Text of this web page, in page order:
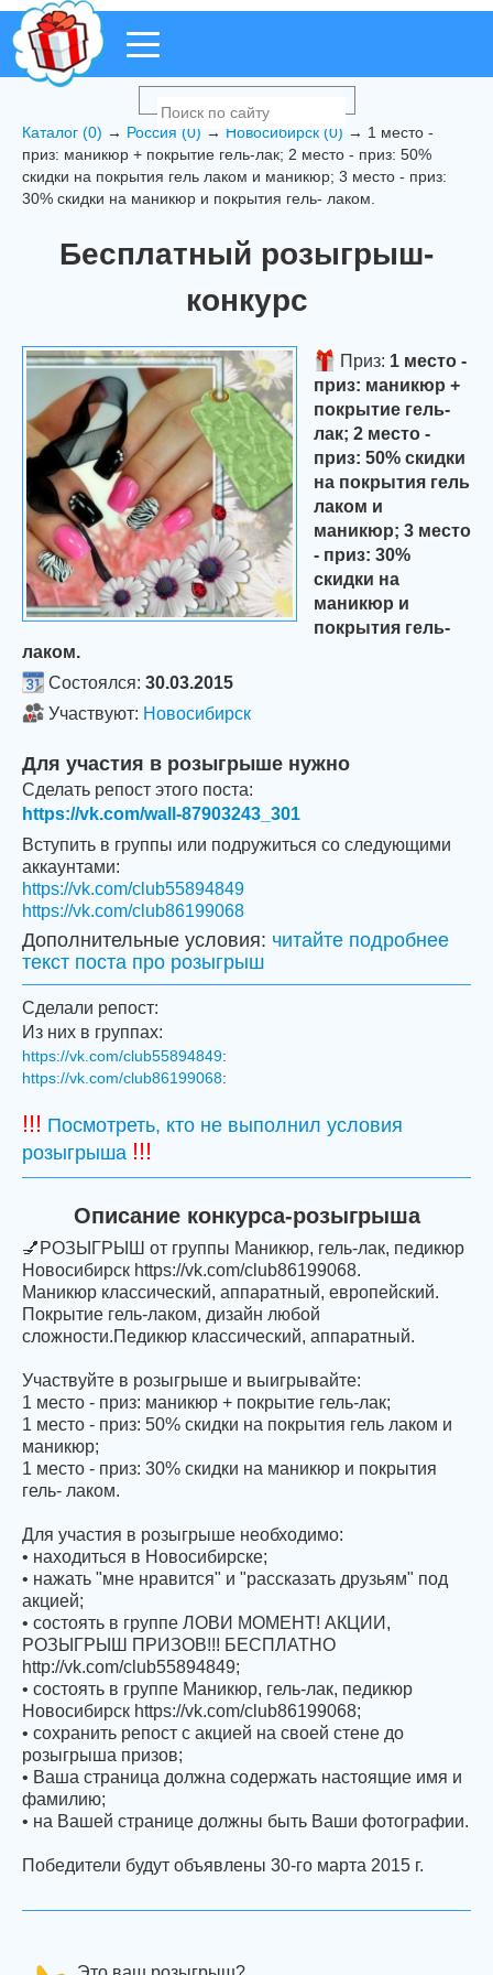
Каталог (0) → Россия (0) → Новосибирск (0) → 1 место -
приз: маникюр + покрытие гель-лак; 2 место - приз: 50%
скидки на покрытия гель лаком и маникюр; 3 место - приз:
30% скидки на маникюр и покрытия гель- лаком.
Бесплатный розыгрыш-
конкурс
Приз: 1 место -
приз: маникюр +
покрытие гель-
лак; 2 место -
приз: 50% скидки
на покрытия гель
лаком и
маникюр; 3 место
- приз: 30%
скидки на
маникюр и
покрытия гель-
лаком.
Состоялся: 30.03.2015
Участвуют: Новосибирск
Для участия в розыгрыше нужно
Сделать репост этого поста:
https://vk.com/wall-87903243_301
Вступить в группы или подружиться со следующими
аккаунтами:
https://vk.com/club55894849
https://vk.com/club86199068
Дополнительные условия: читайте подробнее
текст поста про розыгрыш
Сделали репост:
Из них в группах:
https://vk.com/club55894849:
https://vk.com/club86199068:
!!! Посмотреть, кто не выполнил условия
розыгрыша !!!
Описание конкурса-розыгрыша
💅РОЗЫГРЫШ от группы Маникюр, гель-лак, педикюр
Новосибирск https://vk.com/club86199068.
Маникюр классический, аппаратный, европейский.
Покрытие гель-лаком, дизайн любой
сложности.Педикюр классический, аппаратный.
Участвуйте в розыгрыше и выигрывайте:
1 место - приз: маникюр + покрытие гель-лак;
1 место - приз: 50% скидки на покрытия гель лаком и
маникюр;
1 место - приз: 30% скидки на маникюр и покрытия
гель- лаком.
Для участия в розыгрыше необходимо:
• находиться в Новосибирске;
• нажать "мне нравится" и "рассказать друзьям" под
акцией;
• состоять в группе ЛОВИ МОМЕНТ! АКЦИИ,
РОЗЫГРЫШ ПРИЗОВ!!! БЕСПЛАТНО
http://vk.com/club55894849;
• состоять в группе Маникюр, гель-лак, педикюр
Новосибирск https://vk.com/club86199068;
• cохранить репост с акцией на своей стене до
розыгрыша призов;
• Ваша страница должна содержать настоящие имя и
фамилию;
• на Вашей странице должны быть Ваши фотографии.
Победители будут объявлены 30-го марта 2015 г.